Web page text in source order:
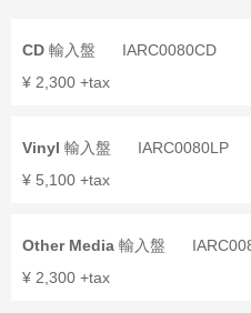
CD 輸入盤
IARC0080CD
¥ 2,300 +tax
Vinyl 輸入盤
IARC0080LP
¥ 5,100 +tax
Other Media 輸入盤
¥ 2,300 +tax